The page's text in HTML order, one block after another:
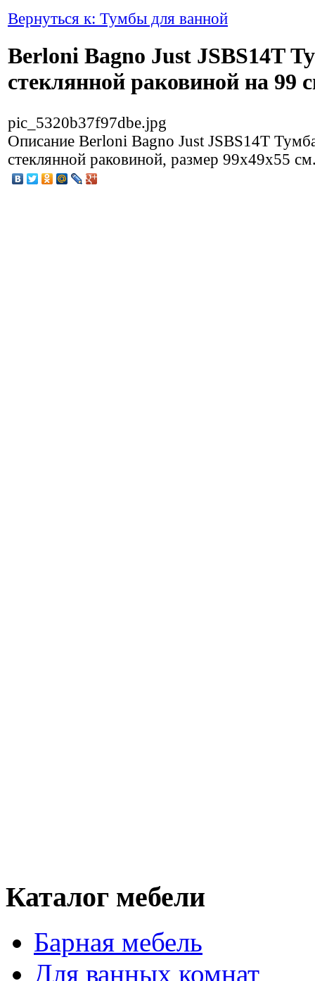
Вернуться к: Тумбы для ванной
Berloni Bagno Just JSBS14T
стеклянной раковиной на 99
pic_5320b37f97dbe.jpg
Описание Berloni Bagno Just JSBS14T
стеклянной раковиной, размер 99х49х55
Каталог мебели
Барная мебель
Для ванных комнат